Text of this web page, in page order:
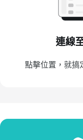
連線
點擊位置，就搞